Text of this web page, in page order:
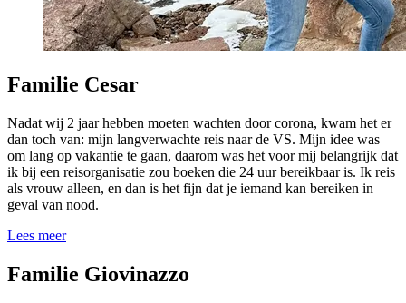
Familie Cesar
Nadat wij 2 jaar hebben moeten wachten door corona, kwam het er
dan toch van: mijn langverwachte reis naar de VS. Mijn idee was
om lang op vakantie te gaan, daarom was het voor mij belangrijk dat
ik bij een reisorganisatie zou boeken die 24 uur bereikbaar is. Ik reis
als vrouw alleen, en dan is het fijn dat je iemand kan bereiken in
geval van nood.
Lees meer
Familie Giovinazzo